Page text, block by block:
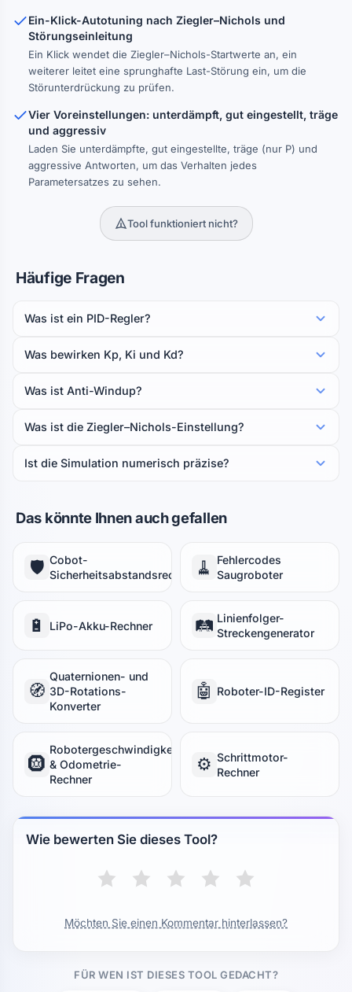
Ein-Klick-Autotuning nach Ziegler–Nichols und
Störungseinleitung
Ein Klick wendet die Ziegler–Nichols-Startwerte an, ein
weiterer leitet eine sprunghafte Last-Störung ein, um die
Störunterdrückung zu prüfen.
Vier Voreinstellungen: unterdämpft, gut eingestellt, träge
und aggressiv
Laden Sie unterdämpfte, gut eingestellte, träge (nur P) und
aggressive Antworten, um das Verhalten jedes
Parametersatzes zu sehen.
Tool funktioniert nicht?
Häufige Fragen
Was ist ein PID-Regler?
Was bewirken Kp, Ki und Kd?
Was ist Anti-Windup?
Was ist die Ziegler–Nichols-Einstellung?
Ist die Simulation numerisch präzise?
Das könnte Ihnen auch gefallen
🛡️ Cobot-
Sicherheitsabstandsrechner
🧹
Fehlercodes
Saugroboter
🔋 LiPo-Akku-Rechner 🛤️ Linienfolger-
Streckengenerator
🧭
Quaternionen- und
3D-Rotations-
Konverter
🤖 Roboter-ID-Register
🛞
Robotergeschwindigkeit
& Odometrie-
Rechner
⚙️ Schrittmotor-
Rechner
Wie bewerten Sie dieses Tool?
Möchten Sie einen Kommentar hinterlassen?
FÜR WEN IST DIESES TOOL GEDACHT?